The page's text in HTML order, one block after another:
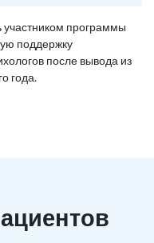
участником программы
поддержку
после вывода из
года.